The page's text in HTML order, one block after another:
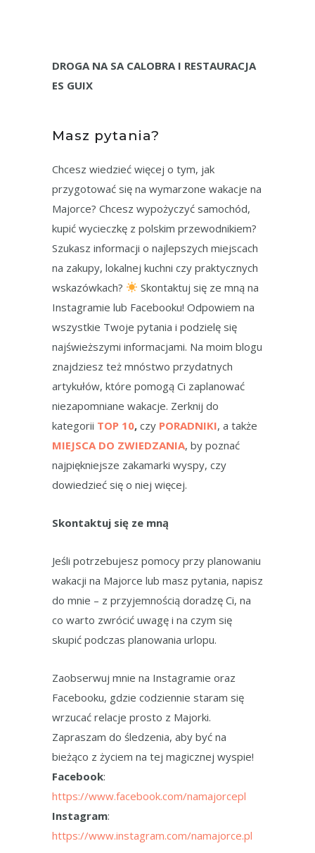
DROGA NA SA CALOBRA I RESTAURACJA
ES GUIX
Masz pytania?
Chcesz wiedzieć więcej o tym, jak
przygotować się na wymarzone wakacje na
Majorce? Chcesz wypożyczyć samochód,
kupić wycieczkę z polskim przewodnikiem?
Szukasz informacji o najlepszych miejscach
na zakupy, lokalnej kuchni czy praktycznych
wskazówkach?
Skontaktuj się ze mną na
Instagramie lub Facebooku! Odpowiem na
wszystkie Twoje pytania i podzielę się
najświeższymi informacjami. Na moim blogu
znajdziesz też mnóstwo przydatnych
artykułów, które pomogą Ci zaplanować
niezapomniane wakacje. Zerknij do
kategorii TOP 10, czy PORADNIKI, a także
MIEJSCA DO ZWIEDZANIA, by poznać
najpiękniejsze zakamarki wyspy, czy
dowiedzieć się o niej więcej.
Skontaktuj się ze mną
Jeśli potrzebujesz pomocy przy planowaniu
wakacji na Majorce lub masz pytania, napisz
do mnie – z przyjemnością doradzę Ci, na
co warto zwrócić uwagę i na czym się
skupić podczas planowania urlopu.
Zaobserwuj mnie na Instagramie oraz
Facebooku, gdzie codziennie staram się
wrzucać relacje prosto z Majorki.
Zapraszam do śledzenia, aby być na
bieżąco z życiem na tej magicznej wyspie!
Facebook:
https://www.facebook.com/namajorcepl
Instagram:
https://www.instagram.com/namajorce.pl